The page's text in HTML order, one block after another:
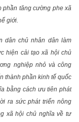
phần tăng cường phe xã
giới.
dân chủ nhân dân làm
hiện cải tạo xã hội chủ
nghiệp nhỏ và công
thành phần kinh tế quốc
bằng cách ưu tiên phát
ra sức phát triển nông
xã hội chủ nghĩa về tư